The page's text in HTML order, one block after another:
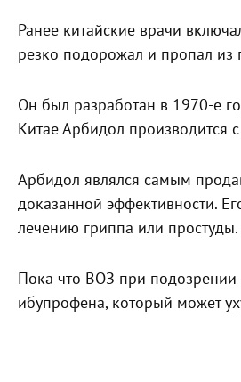
Ранее китайские врачи
резко подорожал и пропал из
Он был разработан в 1970-е
Китае Арбидол производится
Арбидол являлся самым
доказанной эффективности.
лечению гриппа или простуды.
Пока что ВОЗ при подозрении
ибупрофена, который может